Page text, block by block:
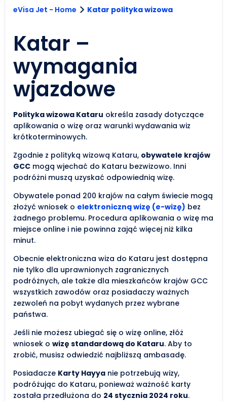
eVisa Jet - Home > Katar polityka wizowa
Katar –
wymagania
wjazdowe
Polityka wizowa Kataru określa zasady dotyczące
aplikowania o wizę oraz warunki wydawania wiz
krótkoterminowych.
Zgodnie z polityką wizową Kataru, obywatele krajów
GCC mogą wjechać do Kataru bezwizowo. Inni
podróżni muszą uzyskać odpowiednią wizę.
Obywatele ponad 200 krajów na całym świecie mogą
złożyć wniosek o elektroniczną wizę (e-wizę) bez
żadnego problemu. Procedura aplikowania o wizę ma
miejsce online i nie powinna zająć więcej niż kilka
minut.
Obecnie elektroniczna wiza do Kataru jest dostępna
nie tylko dla uprawnionych zagranicznych
podróżnych, ale także dla mieszkańców krajów GCC
wszystkich zawodów oraz posiadaczy ważnych
zezwoleń na pobyt wydanych przez wybrane
państwa.
Jeśli nie możesz ubiegać się o wizę online, złóż
wniosek o wizę standardową do Kataru. Aby to
zrobić, musisz odwiedzić najbliższą ambasadę.
Posiadacze Karty Hayya nie potrzebują wizy,
podróżując do Kataru, ponieważ ważność karty
została przedłużona do 24 stycznia 2024 roku.